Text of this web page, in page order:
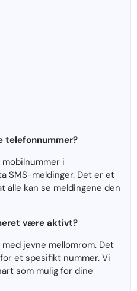
telefonnummer?
i
SMS-meldinger. Det er et
alle kan se meldingene den
være aktivt?
jevne mellomrom. Det
et spesifikt nummer. Vi
som mulig for dine